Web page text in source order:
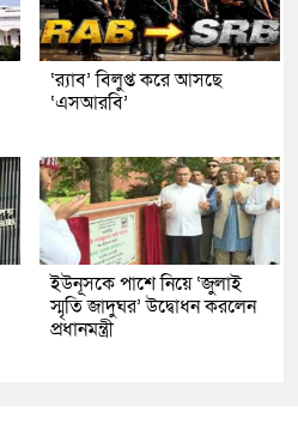
‘র‍্যাব’ বিলুপ্ত করে আসছে
‘এসআরবি’
ইউনূসকে পাশে নিয়ে ‘জুলাই
স্মৃতি জাদুঘর’ উদ্বোধন করলেন
প্রধানমন্ত্রী